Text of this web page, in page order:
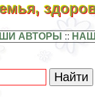
АВТОРЫ :: НАШ